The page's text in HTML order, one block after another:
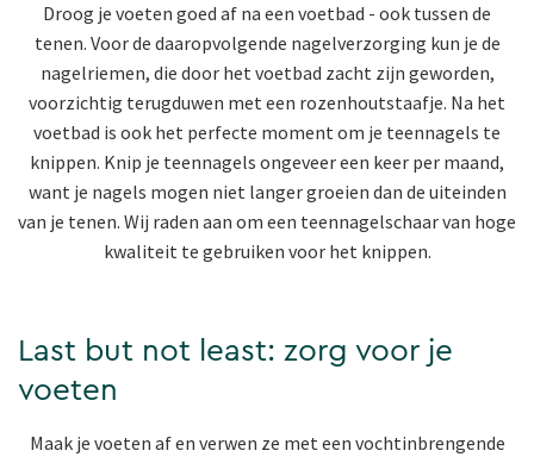
Droog je voeten goed af na een voetbad - ook tussen de
tenen. Voor de daaropvolgende nagelverzorging kun je de
nagelriemen, die door het voetbad zacht zijn geworden,
voorzichtig terugduwen met een rozenhoutstaafje. Na het
voetbad is ook het perfecte moment om je teennagels te
knippen. Knip je teennagels ongeveer een keer per maand,
want je nagels mogen niet langer groeien dan de uiteinden
van je tenen. Wij raden aan om een teennagelschaar van hoge
kwaliteit te gebruiken voor het knippen.
Last but not least: zorg voor je
voeten
Maak je voeten af en verwen ze met een vochtinbrengende